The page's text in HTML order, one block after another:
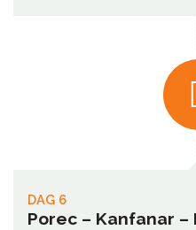
DAG 6
Porec – Kanfanar –